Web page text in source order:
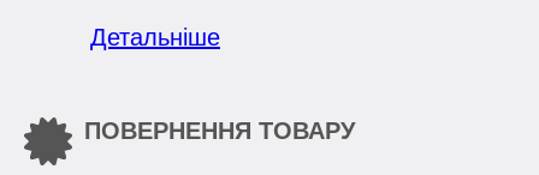
Детальніше
ПОВЕРНЕННЯ ТОВАРУ